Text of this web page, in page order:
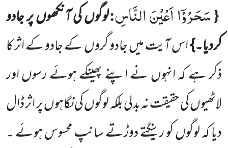
{سَحَرُوْۤا اَعْیُنَ النَّاسِ:لوگوں کی آنکھوں پر جادو
کردیا۔}اس آیت میں جادو گروں کے جادو کے اثر کا
ذکر ہے کہ انہوں نے اپنے پھینکے ہوئے رسوں اور
لاٹھیوں کی حقیقت نہ بدلی بلکہ لوگوں کی نگاہوں پر اثر ڈال
دیا کہ لوگوں کو رینگتےدوڑتے سانپ محسوس ہوئے ۔